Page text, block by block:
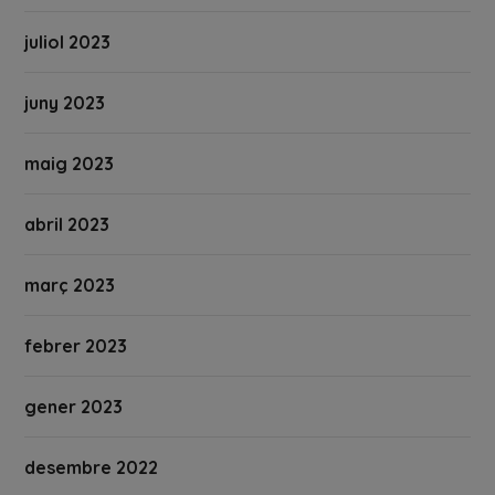
juliol 2023
juny 2023
maig 2023
abril 2023
març 2023
febrer 2023
gener 2023
desembre 2022